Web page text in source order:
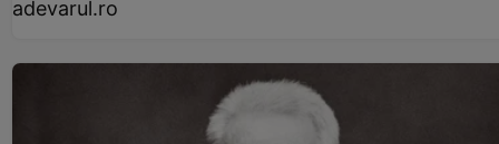
adevarul.ro